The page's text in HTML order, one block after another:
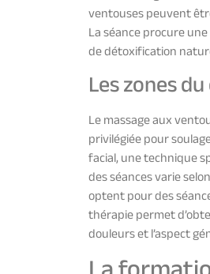
ventouses peuvent
La séance procure
de détoxification
Les zones
Le massage aux
privilégiée pour
facial, une technique
des séances varie
optent pour des
thérapie permet
douleurs et l’aspect